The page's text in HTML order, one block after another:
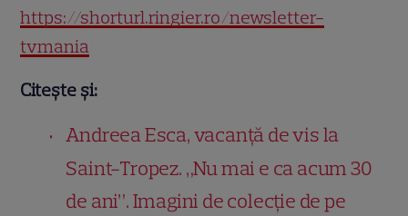
https://shorturl.ringier.ro/newsletter-
tvmania
Citește și:
Andreea Esca, vacanță de vis la
Saint-Tropez. „Nu mai e ca acum 30
de ani”. Imagini de colecție de pe